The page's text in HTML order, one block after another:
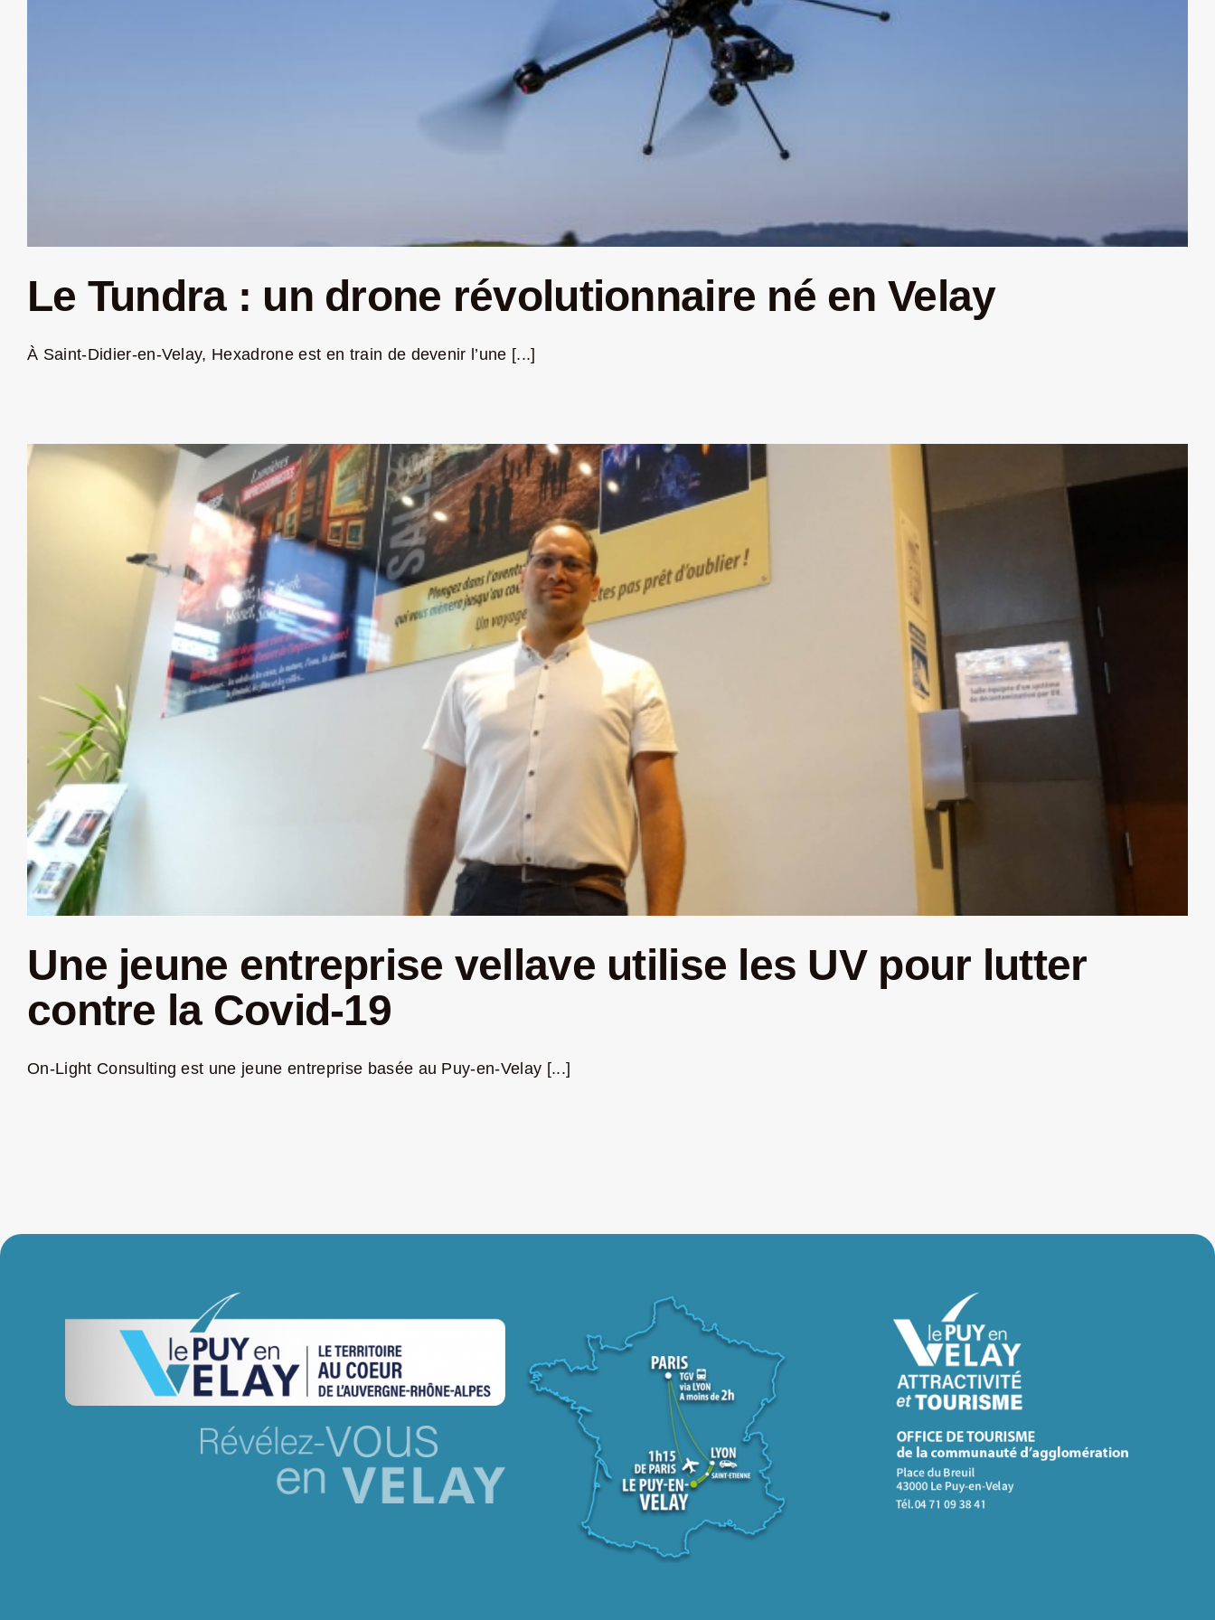
Le Tundra : un drone révolutionnaire né en Velay
À Saint-Didier-en-Velay, Hexadrone est en train de devenir l’une [...]
Une jeune entreprise vellave utilise les UV pour lutter
contre la Covid-19
On-Light Consulting est une jeune entreprise basée au Puy-en-Velay [...]